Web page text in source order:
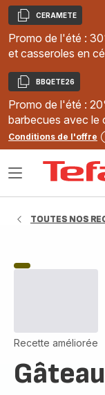
Copier
CERAMETE
Promo de l'été :
et casseroles en
Copier
BBQETE26
Promo de l'été :
barbecues avec le
Conditions de l'offre
Ouvrir
TOUTES NOS
Recette améliorée